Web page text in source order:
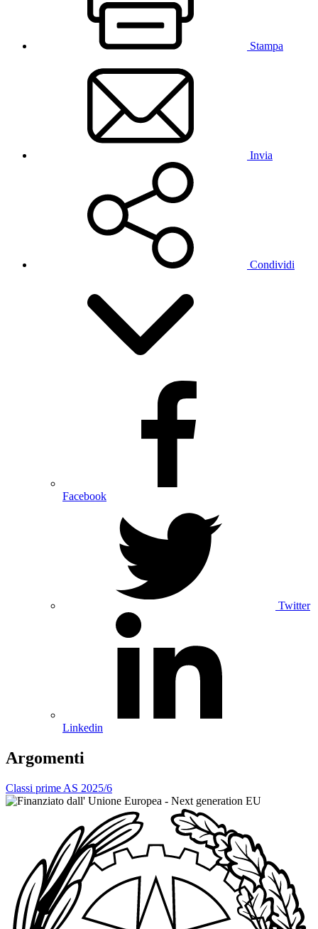
Stampa
Invia
Condividi
Facebook
Twitter
Linkedin
Argomenti
Classi prime AS 2025/6